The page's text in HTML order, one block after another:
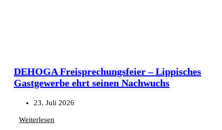
DEHOGA Freisprechungsfeier – Lippisches
Gastgewerbe ehrt seinen Nachwuchs
23. Juli 2026
Weiterlesen